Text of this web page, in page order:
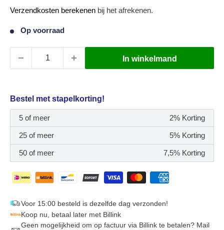
Verkoopprijs
Verzendkosten berekenen bij het afrekenen.
Op voorraad
In winkelmand
Bestel met stapelkorting!
5 of meer 2% Korting
25 of meer 5% Korting
50 of meer 7,5% Korting
Voor 15:00 besteld is dezelfde dag verzonden!
Koop nu, betaal later met Billink
Geen mogelijkheid om op factuur via Billink te betalen? Mail